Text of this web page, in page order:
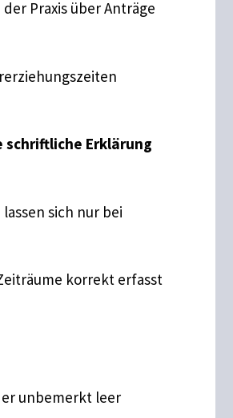
Praxis über Anträge
schriftliche Erklärung
sich nur bei
korrekt erfasst
unbemerkt leer